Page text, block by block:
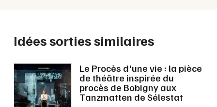
Idées sorties similaires
Le Procès d'une vie : la pièce
de théâtre inspirée du
procès de Bobigny aux
Tanzmatten de Sélestat